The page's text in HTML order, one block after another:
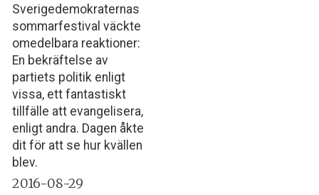
Sverigedemokraternas
sommarfestival väckte
omedelbara reaktioner:
En bekräftelse av
partiets politik enligt
vissa, ett fantastiskt
tillfälle att evangelisera,
enligt andra. Dagen åkte
dit för att se hur kvällen
blev.
2016-08-29